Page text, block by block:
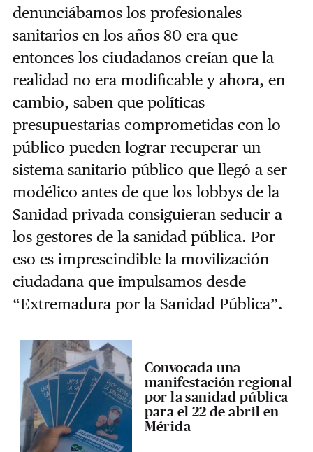
denunciábamos los profesionales
sanitarios en los años 80 era que
entonces los ciudadanos creían que la
realidad no era modificable y ahora, en
cambio, saben que políticas
presupuestarias comprometidas con lo
público pueden lograr recuperar un
sistema sanitario público que llegó a ser
modélico antes de que los lobbys de la
Sanidad privada consiguieran seducir a
los gestores de la sanidad pública. Por
eso es imprescindible la movilización
ciudadana que impulsamos desde
“Extremadura por la Sanidad Pública”.
Convocada una
manifestación regional
por la sanidad pública
para el 22 de abril en
Mérida